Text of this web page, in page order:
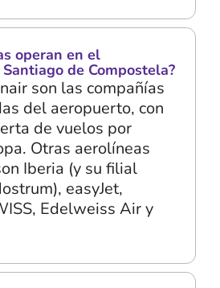
operan en el
de Compostela?
son las compañías
del aeropuerto, con
de vuelos por
Otras aerolíneas
Iberia (y su filial
easyJet,
Edelweiss Air y